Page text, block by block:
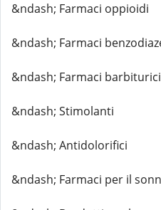
&ndash; Farmaci oppioidi
&ndash; Farmaci
&ndash; Farmaci barbiturici
&ndash; Stimolanti
&ndash; Antidolorifici
&ndash; Farmaci per il